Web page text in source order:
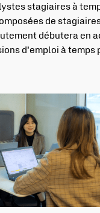
stagiaires à
de
débutera en
d’emploi à temps